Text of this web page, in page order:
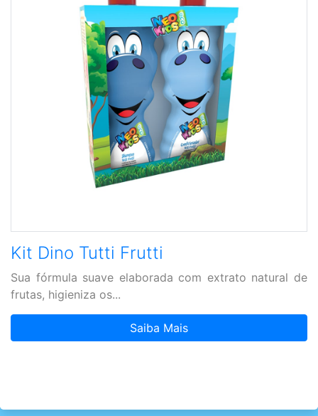
Kit Dino Tutti Frutti
Sua fórmula suave elaborada com extrato natural de
frutas, higieniza os...
Saiba Mais